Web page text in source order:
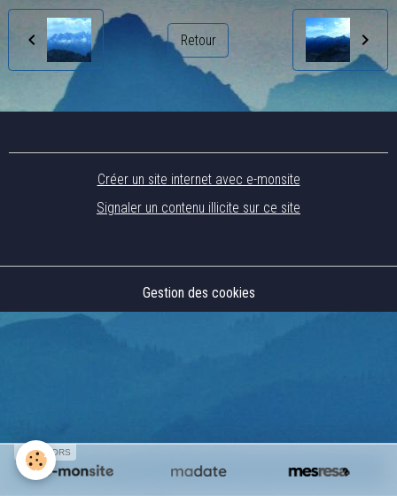
Retour
Créer un site internet avec e-monsite
Signaler un contenu illicite sur ce site
Gestion des cookies
SPONSORS